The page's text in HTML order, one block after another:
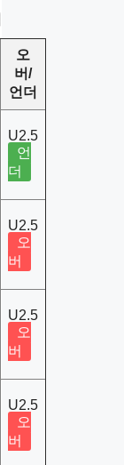
오
버/
언더
U2.5
언
더
U2.5
오
버
U2.5
오
버
U2.5
오
버